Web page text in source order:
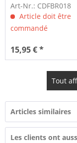
Art-Nr.: CDFBR018
Article doit être
commandé
15,95 € *
Tout
Articles similaires
Les clients ont